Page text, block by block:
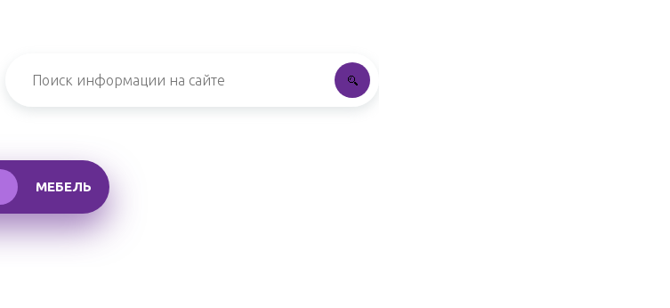
МЕБЕЛЬ